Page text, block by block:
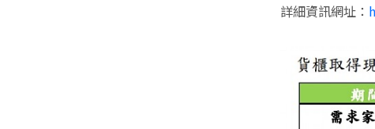
詳細資訊網址：